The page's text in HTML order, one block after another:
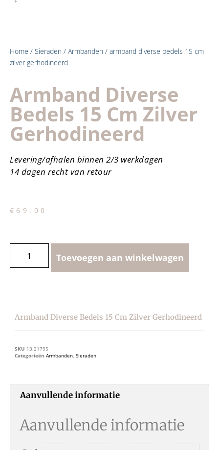
Home / Sieraden / Armbanden / armband diverse bedels 15 cm
zilver gerhodineerd
Armband Diverse
Bedels 15 Cm Zilver
Gerhodineerd
Levering/afhalen binnen 2/3 werkdagen
14 dagen recht van retour
€ 69.00
Toevoegen aan winkelwagen
Armband Diverse Bedels 15 Cm Zilver Gerhodineerd
SKU 13.21795
Categorieën Armbanden, Sieraden
Aanvullende informatie
Aanvullende informatie